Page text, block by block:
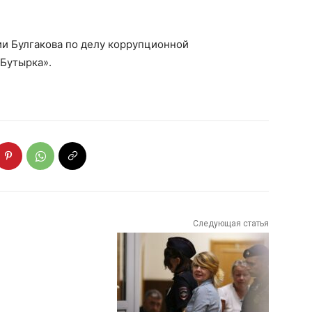
Булгакова по делу коррупционной
Следующая статья